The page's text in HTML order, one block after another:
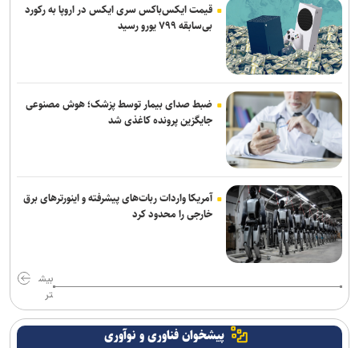
قیمت ایکس‌باکس سری ایکس در اروپا به رکورد
بی‌سابقه ۷۹۹ یورو رسید
ضبط صدای بیمار توسط پزشک؛ هوش مصنوعی
جایگزین پرونده کاغذی شد
آمریکا واردات ربات‌های پیشرفته و اینورترهای برق
خارجی را محدود کرد
بیش
تر
پیشخوان فناوری و نوآوری